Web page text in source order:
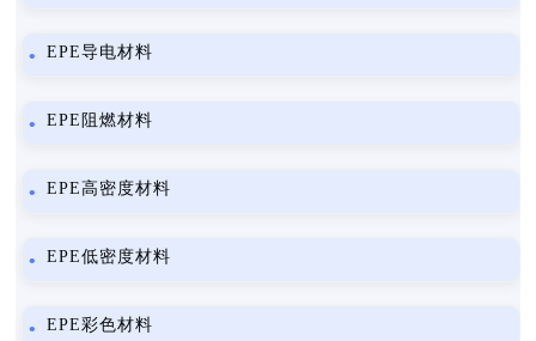
EPE导电材料
EPE阻燃材料
EPE高密度材料
EPE低密度材料
EPE彩色材料